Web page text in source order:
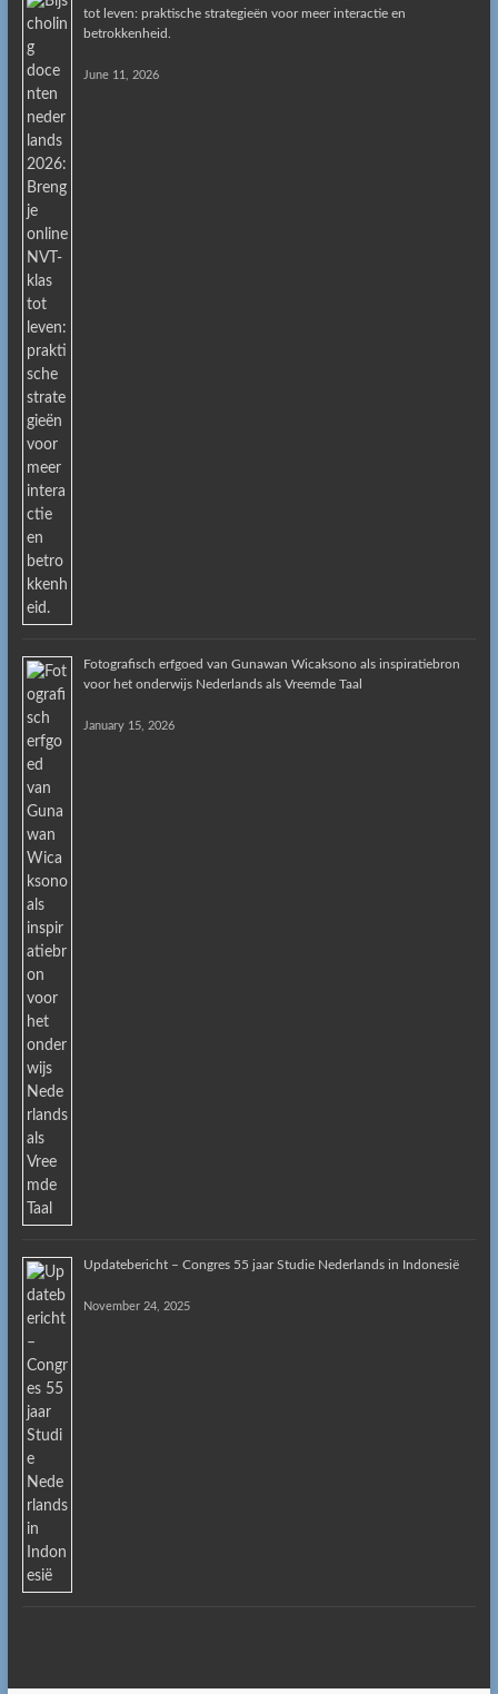
tot leven: praktische strategieën voor meer interactie en
betrokkenheid.
June 11, 2026
Fotografisch erfgoed van Gunawan Wicaksono als inspiratiebron
voor het onderwijs Nederlands als Vreemde Taal
January 15, 2026
Updatebericht – Congres 55 jaar Studie Nederlands in Indonesië
November 24, 2025